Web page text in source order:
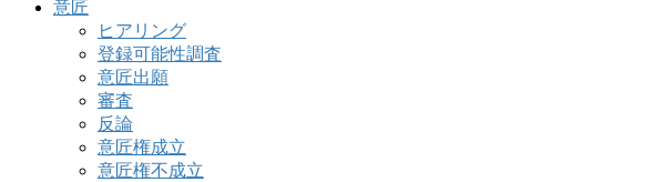
意匠
ヒアリング
登録可能性調査
意匠出願
審査
反論
意匠権成立
意匠権不成立